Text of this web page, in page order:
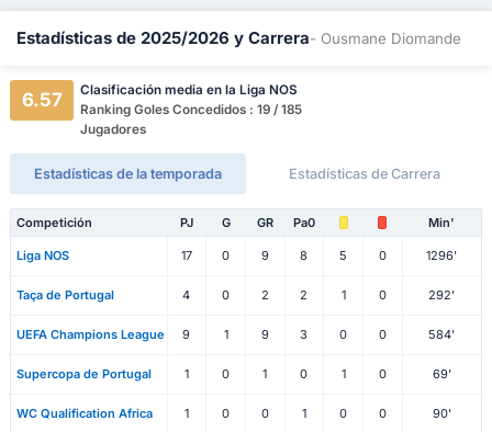
Estadísticas de 2025/2026 y Carrera- Ousmane Diomande
6.57
Clasificación media en la Liga NOS
Ranking Goles Concedidos : 19 / 185
Jugadores
Estadísticas de la temporada Estadísticas de Carrera
Competición PJ G GR Pa0 Min'
Liga NOS 17 0 9 8 5 0 1296'
Taça de Portugal 4 0 2 2 1 0 292'
UEFA Champions League 9 1 9 3 0 0 584'
Supercopa de Portugal 1 0 1 0 1 0 69'
WC Qualification Africa 1 0 0 1 0 0 90'